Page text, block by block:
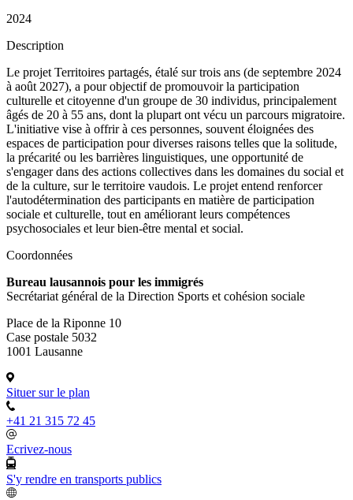
2024
Description
Le projet Territoires partagés, étalé sur trois ans (de septembre 2024
à août 2027), a pour objectif de promouvoir la participation
culturelle et citoyenne d'un groupe de 30 individus, principalement
âgés de 20 à 55 ans, dont la plupart ont vécu un parcours migratoire.
L'initiative vise à offrir à ces personnes, souvent éloignées des
espaces de participation pour diverses raisons telles que la solitude,
la précarité ou les barrières linguistiques, une opportunité de
s'engager dans des actions collectives dans les domaines du social et
de la culture, sur le territoire vaudois. Le projet entend renforcer
l'autodétermination des participants en matière de participation
sociale et culturelle, tout en améliorant leurs compétences
psychosociales et leur bien-être mental et social.
Coordonnées
Bureau lausannois pour les immigrés
Secrétariat général de la Direction Sports et cohésion sociale
Place de la Riponne 10
Case postale 5032
1001 Lausanne
Situer sur le plan
+41 21 315 72 45
Ecrivez-nous
S'y rendre en transports publics